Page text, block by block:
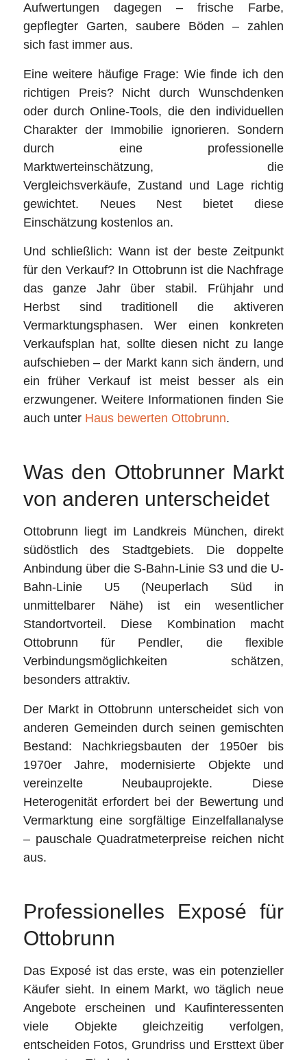
Aufwertungen dagegen – frische Farbe,
gepflegter Garten, saubere Böden – zahlen
sich fast immer aus.
Eine weitere häufige Frage: Wie finde ich den
richtigen Preis? Nicht durch Wunschdenken
oder durch Online-Tools, die den individuellen
Charakter der Immobilie ignorieren. Sondern
durch eine professionelle
Marktwerteinschätzung, die
Vergleichsverkäufe, Zustand und Lage richtig
gewichtet. Neues Nest bietet diese
Einschätzung kostenlos an.
Und schließlich: Wann ist der beste Zeitpunkt
für den Verkauf? In Ottobrunn ist die Nachfrage
das ganze Jahr über stabil. Frühjahr und
Herbst sind traditionell die aktiveren
Vermarktungsphasen. Wer einen konkreten
Verkaufsplan hat, sollte diesen nicht zu lange
aufschieben – der Markt kann sich ändern, und
ein früher Verkauf ist meist besser als ein
erzwungener. Weitere Informationen finden Sie
auch unter Haus bewerten Ottobrunn.
Was den Ottobrunner Markt
von anderen unterscheidet
Ottobrunn liegt im Landkreis München, direkt
südöstlich des Stadtgebiets. Die doppelte
Anbindung über die S-Bahn-Linie S3 und die U-
Bahn-Linie U5 (Neuperlach Süd in
unmittelbarer Nähe) ist ein wesentlicher
Standortvorteil. Diese Kombination macht
Ottobrunn für Pendler, die flexible
Verbindungsmöglichkeiten schätzen,
besonders attraktiv.
Der Markt in Ottobrunn unterscheidet sich von
anderen Gemeinden durch seinen gemischten
Bestand: Nachkriegsbauten der 1950er bis
1970er Jahre, modernisierte Objekte und
vereinzelte Neubauprojekte. Diese
Heterogenität erfordert bei der Bewertung und
Vermarktung eine sorgfältige Einzelfallanalyse
– pauschale Quadratmeterpreise reichen nicht
aus.
Professionelles Exposé für
Ottobrunn
Das Exposé ist das erste, was ein potenzieller
Käufer sieht. In einem Markt, wo täglich neue
Angebote erscheinen und Kaufinteressenten
viele Objekte gleichzeitig verfolgen,
entscheiden Fotos, Grundriss und Ersttext über